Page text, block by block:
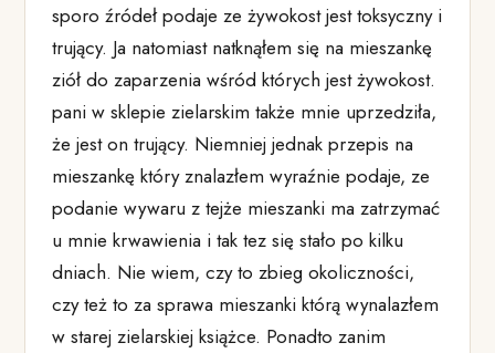
sporo źródeł podaje ze żywokost jest toksyczny i
trujący. Ja natomiast natknąłem się na mieszankę
ziół do zaparzenia wśród których jest żywokost.
pani w sklepie zielarskim także mnie uprzedziła,
że jest on trujący. Niemniej jednak przepis na
mieszankę który znalazłem wyraźnie podaje, ze
podanie wywaru z tejże mieszanki ma zatrzymać
u mnie krwawienia i tak tez się stało po kilku
dniach. Nie wiem, czy to zbieg okoliczności,
czy też to za sprawa mieszanki którą wynalazłem
w starej zielarskiej książce. Ponadto zanim